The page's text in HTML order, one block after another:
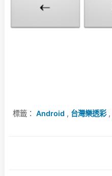
標籤： Android , 台灣樂透彩,